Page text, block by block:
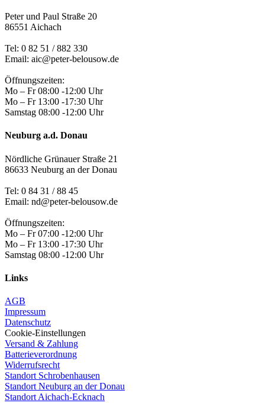
Peter und Paul Straße 20
86551 Aichach
Tel: 0 82 51 / 882 330
Email: aic@peter-belousow.de
Öffnungszeiten:
Mo – Fr 08:00 -12:00 Uhr
Mo – Fr 13:00 -17:30 Uhr
Samstag 08:00 -12:00 Uhr
Neuburg a.d. Donau
Nördliche Grünauer Straße 21
86633 Neuburg an der Donau
Tel: 0 84 31 / 88 45
Email: nd@peter-belousow.de
Öffnungszeiten:
Mo – Fr 07:00 -12:00 Uhr
Mo – Fr 13:00 -17:30 Uhr
Samstag 08:00 -12:00 Uhr
Links
AGB
Impressum
Datenschutz
Cookie-Einstellungen
Versand & Zahlung
Batterieverordnung
Widerrufsrecht
Standort Schrobenhausen
Standort Neuburg an der Donau
Standort Aichach-Ecknach